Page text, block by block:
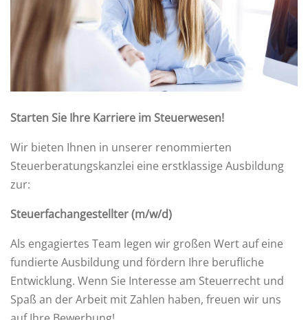
Starten Sie Ihre Karriere im Steuerwesen!
Wir bieten Ihnen in unserer renommierten
Steuerberatungskanzlei eine erstklassige Ausbildung
zur:
Steuerfachangestellter (m/w/d)
Als engagiertes Team legen wir großen Wert auf eine
fundierte Ausbildung und fördern Ihre berufliche
Entwicklung. Wenn Sie Interesse am Steuerrecht und
Spaß an der Arbeit mit Zahlen haben, freuen wir uns